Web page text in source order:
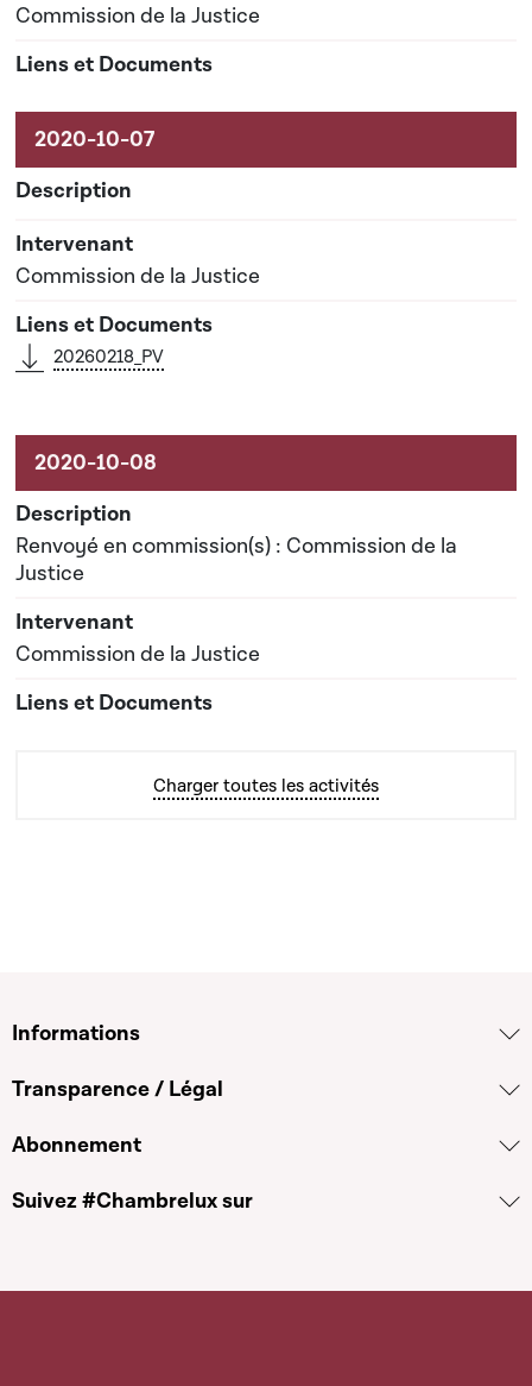
Commission de la Justice
Commission de la Justice
20260218_PV
Renvoyé en commission(s) : Commission de la
Justice
Commission de la Justice
Charger toutes les activités
Informations
Transparence / Légal
Abonnement
Suivez #Chambrelux sur